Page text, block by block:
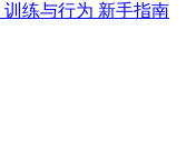
训练与行为 新手指南